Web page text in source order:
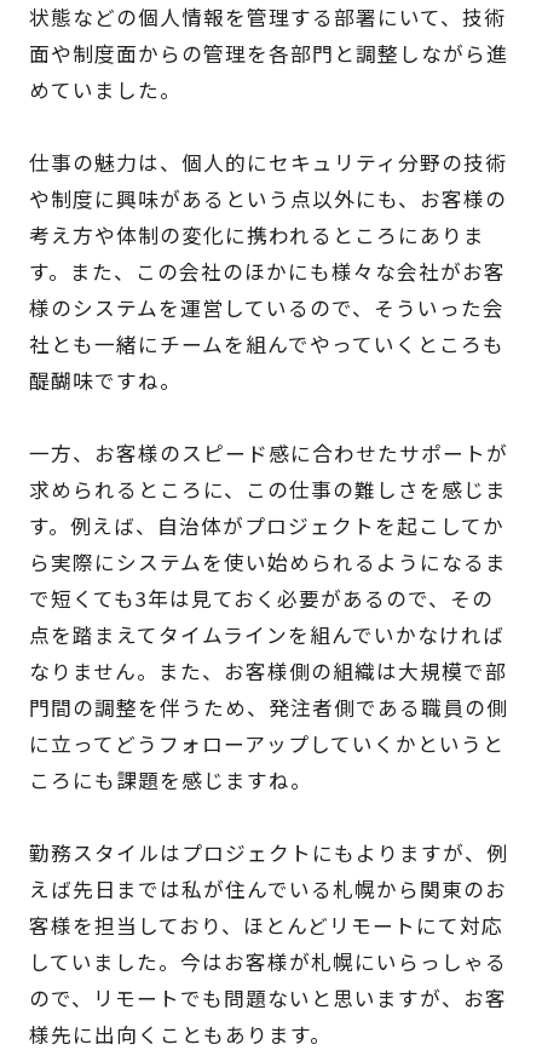
状態などの個人情報を管理する部署にいて、技術
面や制度面からの管理を各部門と調整しながら進
めていました。
仕事の魅力は、個人的にセキュリティ分野の技術
や制度に興味があるという点以外にも、お客様の
考え方や体制の変化に携われるところにありま
す。また、この会社のほかにも様々な会社がお客
様のシステムを運営しているので、そういった会
社とも一緒にチームを組んでやっていくところも
醍醐味ですね。
一方、お客様のスピード感に合わせたサポートが
求められるところに、この仕事の難しさを感じま
す。例えば、自治体がプロジェクトを起こしてか
ら実際にシステムを使い始められるようになるま
で短くても3年は見ておく必要があるので、その
点を踏まえてタイムラインを組んでいかなければ
なりません。また、お客様側の組織は大規模で部
門間の調整を伴うため、発注者側である職員の側
に立ってどうフォローアップしていくかというと
ころにも課題を感じますね。
勤務スタイルはプロジェクトにもよりますが、例
えば先日までは私が住んでいる札幌から関東のお
客様を担当しており、ほとんどリモートにて対応
していました。今はお客様が札幌にいらっしゃる
ので、リモートでも問題ないと思いますが、お客
様先に出向くこともあります。